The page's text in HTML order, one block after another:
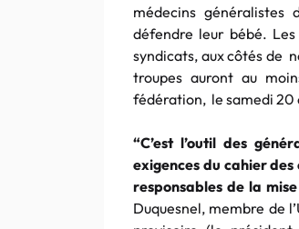
médecins
défendre leur bébé.
syndicats, aux côtés de
troupes auront au
fédération, le samedi 20
“C’est l’outil des
exigences du cahier
responsables de la
Duquesnel, membre de